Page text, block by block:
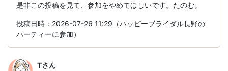
是非この投稿を見て、参加をやめてほしいです。たのむ。
投稿日時：2026-07-26 11:29（ハッピーブライダル長野の
パーティーに参加）
Tさん